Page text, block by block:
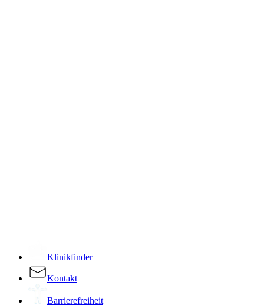
Klinikfinder
Kontakt
Barrierefreiheit